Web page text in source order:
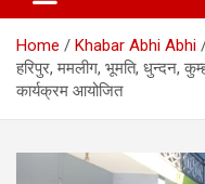
Home
Khabar Abhi Abhi
हरिपुर, ममलीग, भूमति, धुन्दन,
कार्यक्रम आयोजित